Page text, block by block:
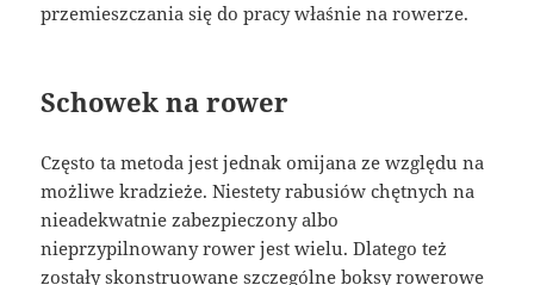
przemieszczania się do pracy właśnie na rowerze.
Schowek na rower
Często ta metoda jest jednak omijana ze względu na
możliwe kradzieże. Niestety rabusiów chętnych na
nieadekwatnie zabezpieczony albo
nieprzypilnowany rower jest wielu. Dlatego też
zostały skonstruowane szczególne boksy rowerowe